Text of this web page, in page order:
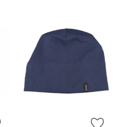
ZUR WUNSCHLISTE HINZUFÜGEN
ZUR